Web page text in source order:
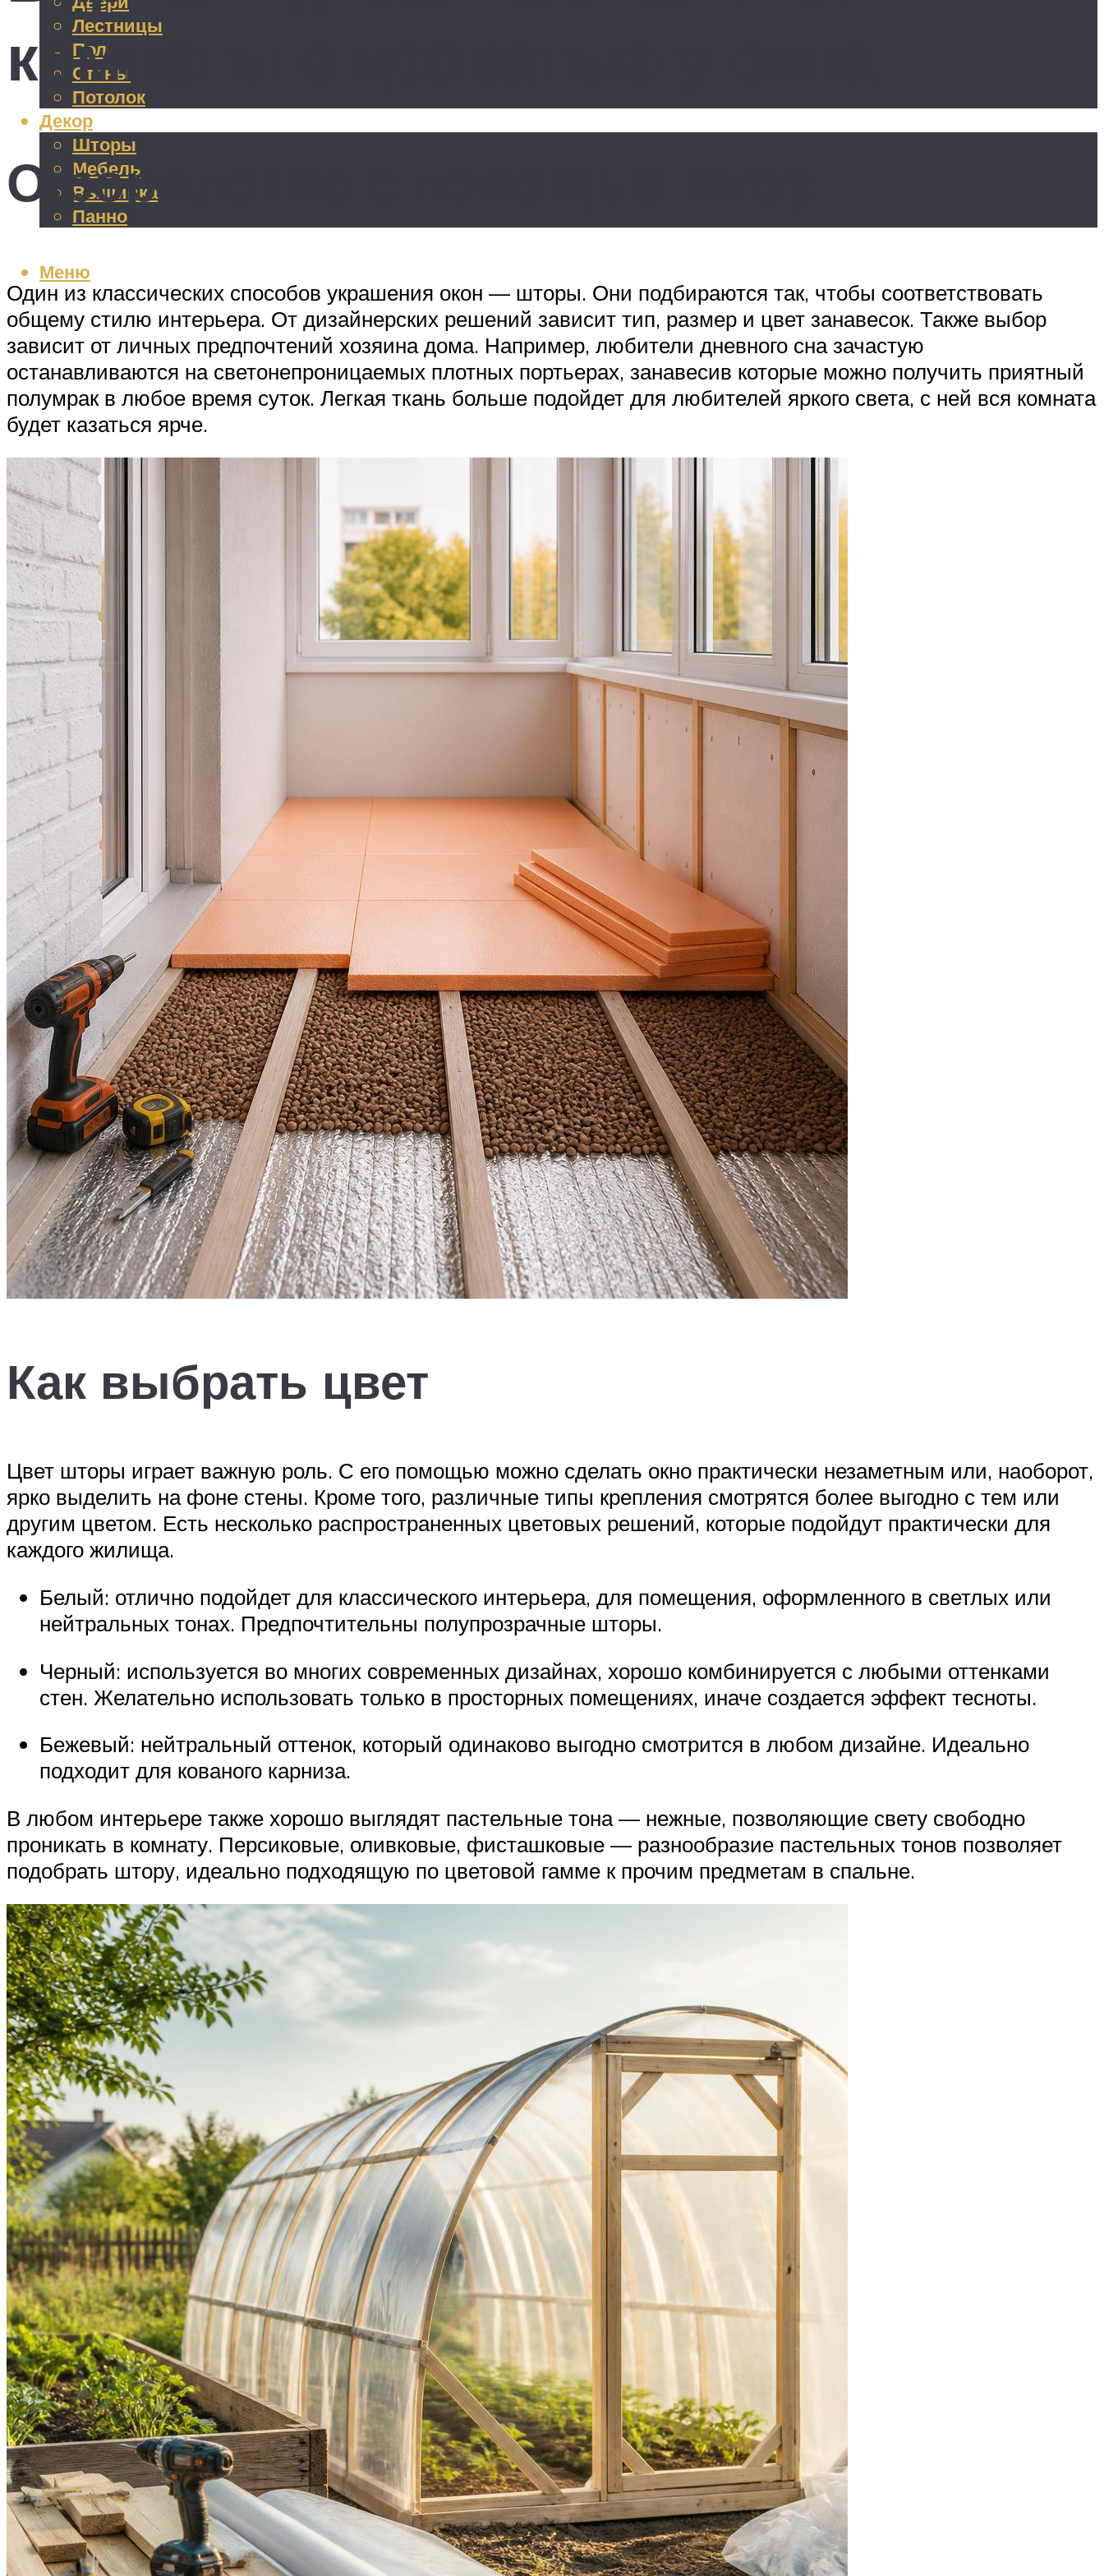
Лестницы
Пол
Стены
Потолок
Декор
Шторы
Мебель
Вышивка
Панно
Меню
комнаты с кроватью у окна
Оформление с помощью штор
Один из классических способов украшения окон — шторы. Они подбираются так, чтобы соответствовать
общему стилю интерьера. От дизайнерских решений зависит тип, размер и цвет занавесок. Также выбор
зависит от личных предпочтений хозяина дома. Например, любители дневного сна зачастую
останавливаются на светонепроницаемых плотных портьерах, занавесив которые можно получить приятный
полумрак в любое время суток. Легкая ткань больше подойдет для любителей яркого света, с ней вся комната
будет казаться ярче.
Как выбрать цвет
Цвет шторы играет важную роль. С его помощью можно сделать окно практически незаметным или, наоборот,
ярко выделить на фоне стены. Кроме того, различные типы крепления смотрятся более выгодно с тем или
другим цветом. Есть несколько распространенных цветовых решений, которые подойдут практически для
каждого жилища.
Белый: отлично подойдет для классического интерьера, для помещения, оформленного в светлых или
нейтральных тонах. Предпочтительны полупрозрачные шторы.
Черный: используется во многих современных дизайнах, хорошо комбинируется с любыми оттенками
стен. Желательно использовать только в просторных помещениях, иначе создается эффект тесноты.
Бежевый: нейтральный оттенок, который одинаково выгодно смотрится в любом дизайне. Идеально
подходит для кованого карниза.
В любом интерьере также хорошо выглядят пастельные тона — нежные, позволяющие свету свободно
проникать в комнату. Персиковые, оливковые, фисташковые — разнообразие пастельных тонов позволяет
подобрать штору, идеально подходящую по цветовой гамме к прочим предметам в спальне.